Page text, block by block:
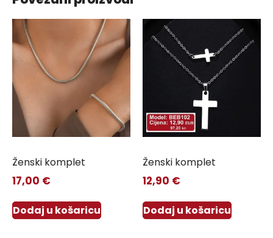
Ženski komplet
17,00 €
Dodaj u košaricu
Ženski komplet
12,90 €
Dodaj u košaricu